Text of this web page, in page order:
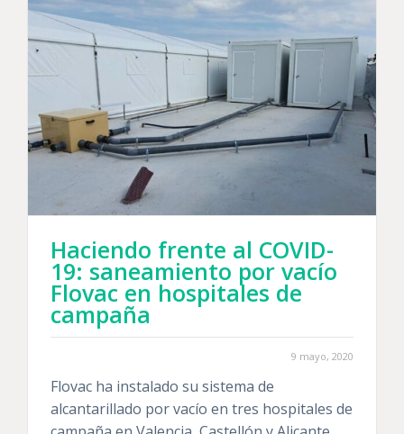
Haciendo frente al COVID-
19: saneamiento por vacío
Flovac en hospitales de
campaña
9 mayo, 2020
Flovac ha instalado su sistema de
alcantarillado por vacío en tres hospitales de